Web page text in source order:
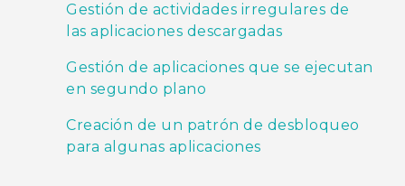
Gestión de actividades irregulares de
las aplicaciones descargadas
Gestión de aplicaciones que se ejecutan
en segundo plano
Creación de un patrón de desbloqueo
para algunas aplicaciones